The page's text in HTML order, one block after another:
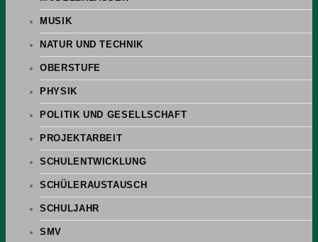
MUSIK
NATUR UND TECHNIK
OBERSTUFE
PHYSIK
POLITIK UND GESELLSCHAFT
PROJEKTARBEIT
SCHULENTWICKLUNG
SCHÜLERAUSTAUSCH
SCHULJAHR
SMV